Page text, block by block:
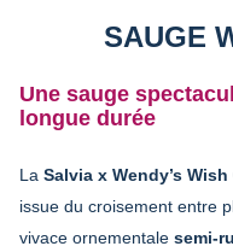
SAUGE
Une sauge
longue durée
La Salvia x Wendy’s
issue du croisement entre
vivace ornementale semi-